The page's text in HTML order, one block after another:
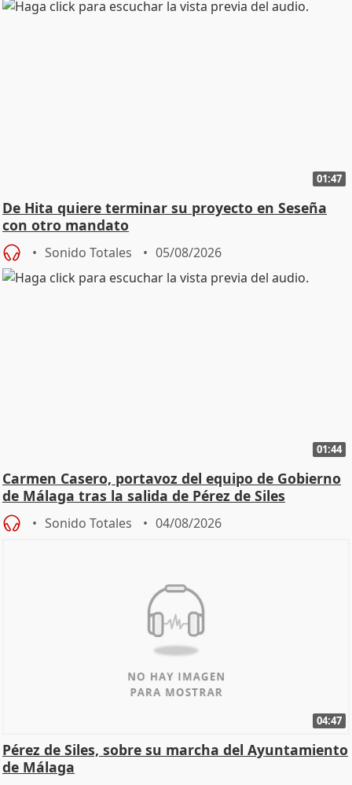
01:47
De Hita quiere terminar su proyecto en Seseña
con otro mandato
Sonido Totales 05/08/2026
01:44
Carmen Casero, portavoz del equipo de Gobierno
de Málaga tras la salida de Pérez de Siles
Sonido Totales 04/08/2026
04:47
Pérez de Siles, sobre su marcha del Ayuntamiento
de Málaga